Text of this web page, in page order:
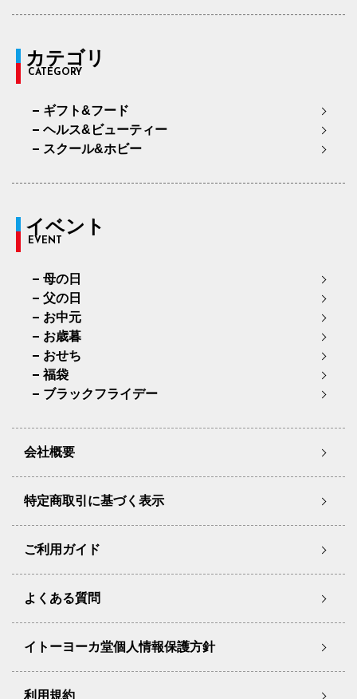
カテゴリ
CATEGORY
ギフト&フード
ヘルス&ビューティー
スクール&ホビー
イベント
EVENT
母の日
父の日
お中元
お歳暮
おせち
福袋
ブラックフライデー
会社概要
特定商取引に基づく表示
ご利用ガイド
よくある質問
イトーヨーカ堂個人情報保護方針
利用規約